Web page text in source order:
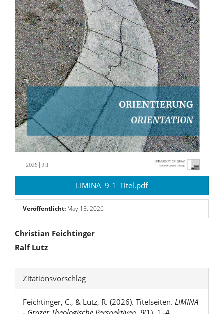
LIMINA_9-1_Titel.pdf
Veröffentlicht: May 15, 2026
Hauptsächlicher
Artikelinhalt
Christian Feichtinger
Ralf Lutz
Artikel-
Details
Zitationsvorschlag
Feichtinger, C., & Lutz, R. (2026). Titelseiten. LIMINA